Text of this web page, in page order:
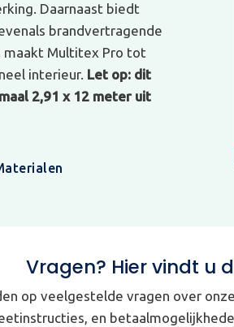
Daarnaast biedt
brandvertragende
maakt Multitex Pro tot
interieur. Let op: dit
2,91 x 12 meter uit
Vragen? Hier vindt u
op veelgestelde vragen over
en